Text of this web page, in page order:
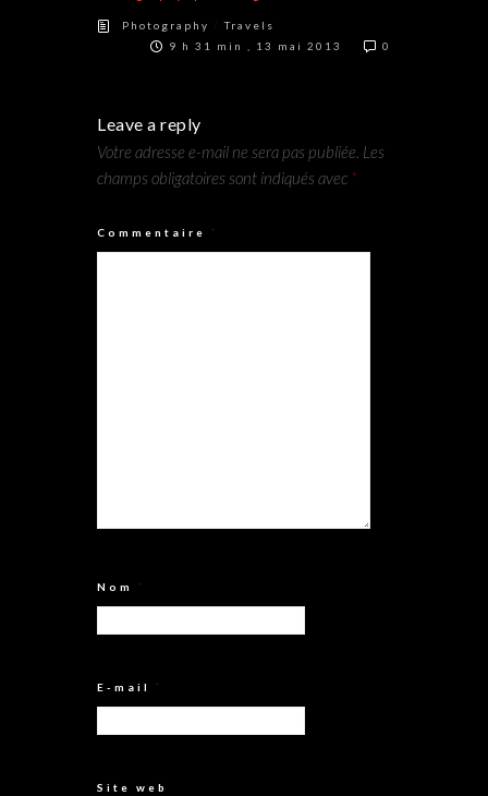
Photography /Travels
9 h 31 min , 13 mai 2013
0
Leave a reply
Votre adresse e-mail ne sera pas publiée. Les
champs obligatoires sont indiqués avec *
Commentaire *
Nom *
E-mail *
Site web